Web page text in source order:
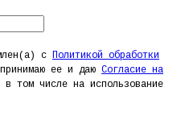
с
Политикой обработки
ее и даю Согласие на
в том числе на использование